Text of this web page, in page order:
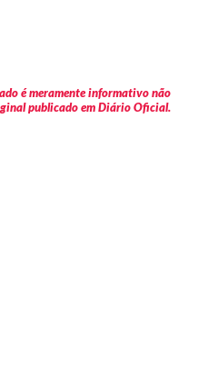
é meramente informativo não
publicado em Diário Oficial.